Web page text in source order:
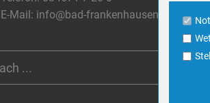
E-Mail: info@bad-frankenhausen.de
Name
Anbieter